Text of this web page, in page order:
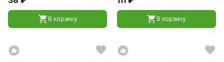
В корзину В корзину